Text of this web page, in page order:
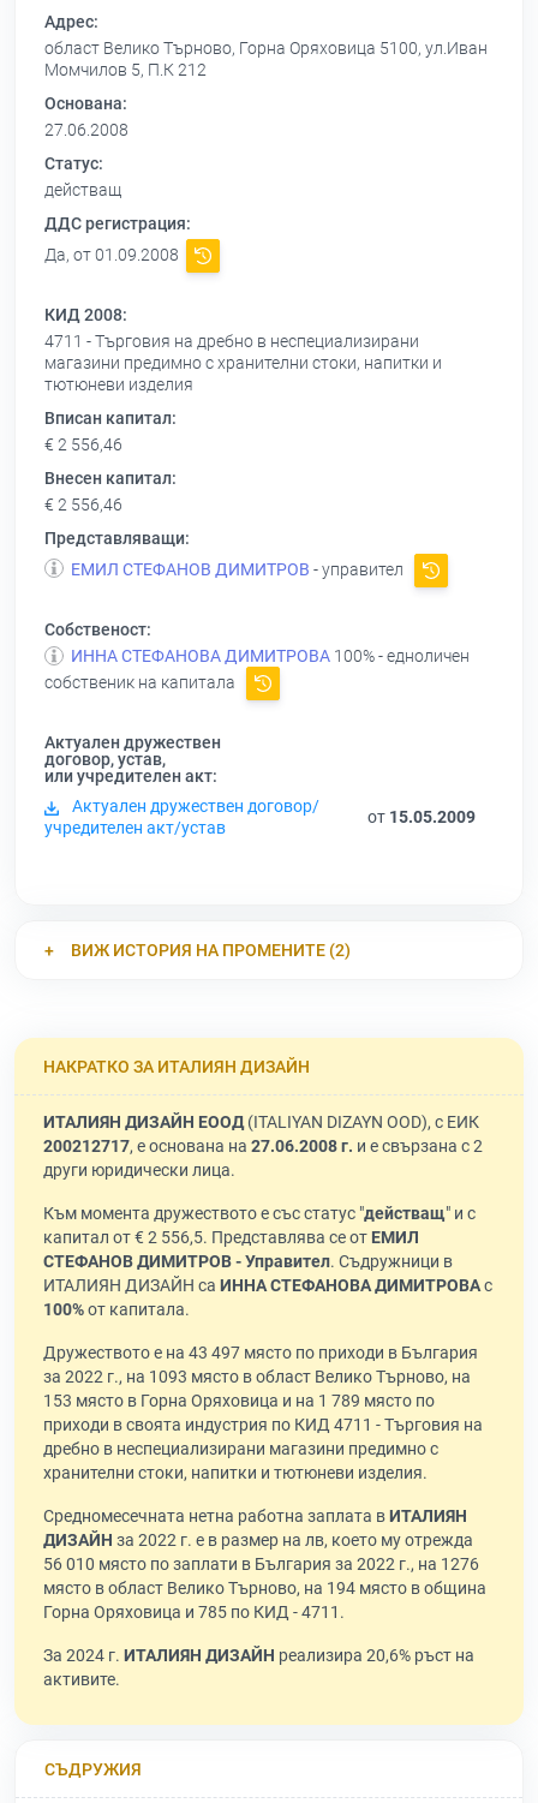
Адрес:
област Велико Търново, Горна Оряховица 5100, ул.Иван
Момчилов 5, П.К 212
Основана:
27.06.2008
Статус:
действащ
ДДС регистрация:
Да, от 01.09.2008
КИД 2008:
4711 - Търговия на дребно в неспециализирани
магазини предимно с хранителни стоки, напитки и
тютюневи изделия
Вписан капитал:
€ 2 556,46
Внесен капитал:
€ 2 556,46
Представляващи:
ЕМИЛ СТЕФАНОВ ДИМИТРОВ - управител
Собственост:
ИННА СТЕФАНОВА ДИМИТРОВА 100% - едноличен
собственик на капитала
Актуален дружествен
договор, устав,
или учредителен акт:
Актуален дружествен договор/
учредителен акт/устав
от 15.05.2009
ВИЖ ИСТОРИЯ НА ПРОМЕНИТЕ (2)
НАКРАТКО ЗА ИТАЛИЯН ДИЗАЙН
ИТАЛИЯН ДИЗАЙН ЕООД(ITALIYAN DIZAYN OOD), с ЕИК
200212717, е основана на 27.06.2008 г. и е свързана с 2
други юридически лица.
Към момента дружеството е със статус "действащ" и с
капитал от € 2 556,5. Представлява се от ЕМИЛ
СТЕФАНОВ ДИМИТРОВ - Управител. Съдружници в
ИТАЛИЯН ДИЗАЙН са ИННА СТЕФАНОВА ДИМИТРОВАс
100%от капитала.
Дружеството е на 43 497 място по приходи в България
за 2022 г., на 1093 място в област Велико Търново, на
153 място в Горна Оряховица и на 1 789 място по
приходи в своята индустрия по КИД 4711 - Търговия на
дребно в неспециализирани магазини предимно с
хранителни стоки, напитки и тютюневи изделия.
Средномесечната нетна работна заплата вИТАЛИЯН
ДИЗАЙН за 2022 г. е в размер на лв, което му отрежда
56 010 място по заплати в България за 2022 г., на 1276
място в област Велико Търново, на 194 място в община
Горна Оряховица и 785 по КИД - 4711.
За 2024 г. ИТАЛИЯН ДИЗАЙН реализира 20,6% ръст на
активите.
СЪДРУЖИЯ